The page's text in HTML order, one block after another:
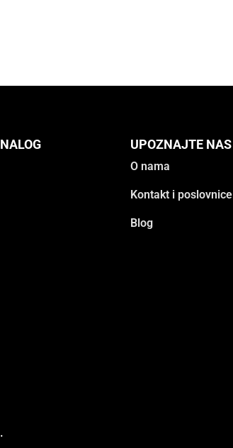
UPOZNAJTE NAS
O nama
Kontakt i poslovnice
Blog